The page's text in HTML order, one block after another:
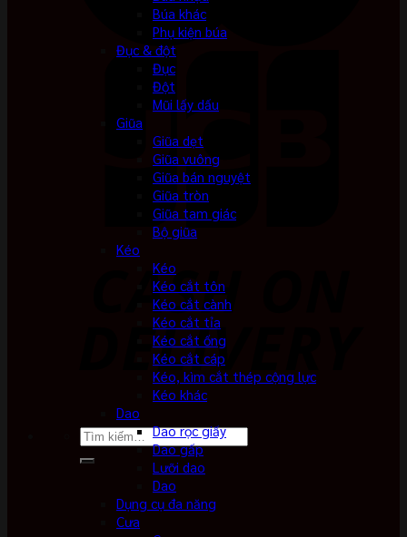
Tìm
Búa khác
Phụ kiện búa
Đục & đột
Đục
Đột
Mũi lấy dấu
Giũa
Giũa dẹt
Giũa vuông
Giũa bán nguyệt
Giũa tròn
Giũa tam giác
Bộ giũa
Kéo
Kéo
Kéo cắt tôn
Kéo cắt cành
Kéo cắt tỉa
Kéo cắt ống
Kéo cắt cáp
Kéo, kìm cắt thép cộng lực
Kéo khác
Dao
Dao rọc giấy
Dao gấp
Lưỡi dao
Dao
Dụng cụ đa năng
Cưa